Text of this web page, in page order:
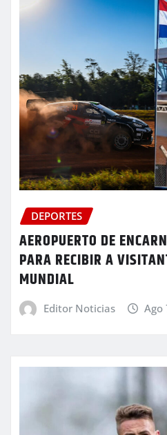
DEPORTES
AEROPUERTO DE
PARA RECIBIR A
MUNDIAL
Editor Noticias Ago